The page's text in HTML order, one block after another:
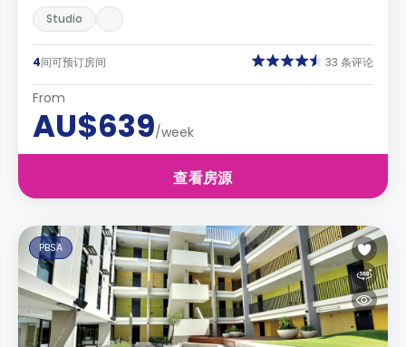
Studio
4间可预订房间 33 条评论
From
AU$639/week
查看房源
PBSA